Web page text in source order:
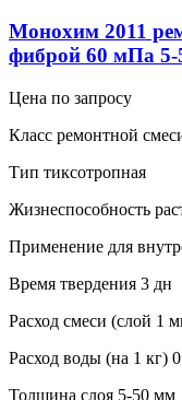
Монохим 2011
фиброй 60 мПа 5-
Цена по запросу
Класс ремонтной
Тип тиксотропная
Жизнеспособность
Применение для
Время твердения 3 дн
Расход смеси (слой 1
Расход воды (на 1 кг)
Толщина слоя 5-50 мм